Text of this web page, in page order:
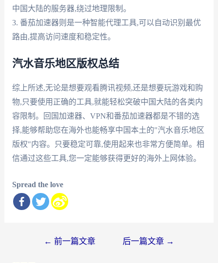
中国大陆的服务器,绕过地理限制。
3. 番茄加速器则是一种智能代理工具,可以自动识别最优
路由,提高访问速度和稳定性。
汽水音乐地区版权总结
综上所述,无论是想要观看腾讯视频,还是想要玩游戏和购
物,只要使用正确的工具,就能轻松突破中国大陆的各类内
容限制。回国加速器、VPN和番茄加速器都是不错的选
择,能够帮助您在海外也能畅享中国本土的"汽水音乐地区
版权"内容。只要稳定可靠,使用起来也非常方便简单。相
信通过这些工具,您一定能够获得更好的海外上网体验。
Spread the love
← 前一篇文章 后一篇文章 →